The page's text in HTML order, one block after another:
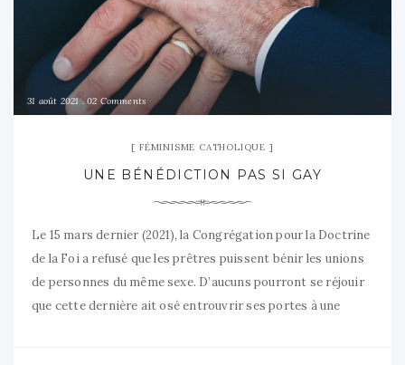
31 août 2021 02 Comments
FÉMINISME CATHOLIQUE
UNE BÉNÉDICTION PAS SI GAY
Le 15 mars dernier (2021), la Congrégation pour la Doctrine
de la Foi a refusé que les prêtres puissent bénir les unions
de personnes du même sexe. D’aucuns pourront se réjouir
que cette dernière ait osé entrouvrir ses portes à une